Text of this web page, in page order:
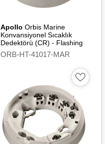
Apollo Orbis Marine
Konvansiyonel Sıcaklık
Dedektörü (CR) - Flashing
Led
ORB-HT-41017-MAR